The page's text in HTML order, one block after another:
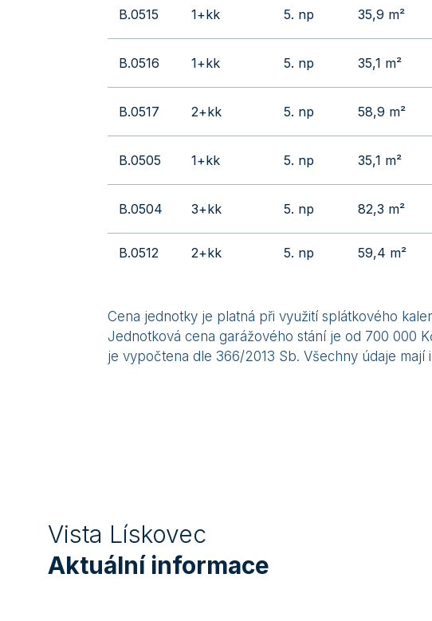
B.0515 1+kk 5. np 35,9 m²
B.0516 1+kk 5. np 35,1 m²
B.0517 2+kk 5. np 58,9 m²
B.0505 1+kk 5. np 35,1 m²
B.0504 3+kk 5. np 82,3 m²
B.0512 2+kk 5. np 59,4 m²
Cena jednotky je platná při využití splátkového
Jednotková cena garážového stání je od 700 000
je vypočtena dle 366/2013 Sb. Všechny údaje
Vista Lískovec
Aktuální informace